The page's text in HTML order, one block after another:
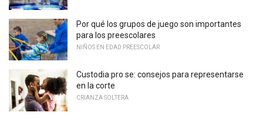
Por qué los grupos de juego son importantes
para los preescolares
NIÑOS EN EDAD PREESCOLAR
Custodia pro se: consejos para representarse
en la corte
CRIANZA SOLTERA